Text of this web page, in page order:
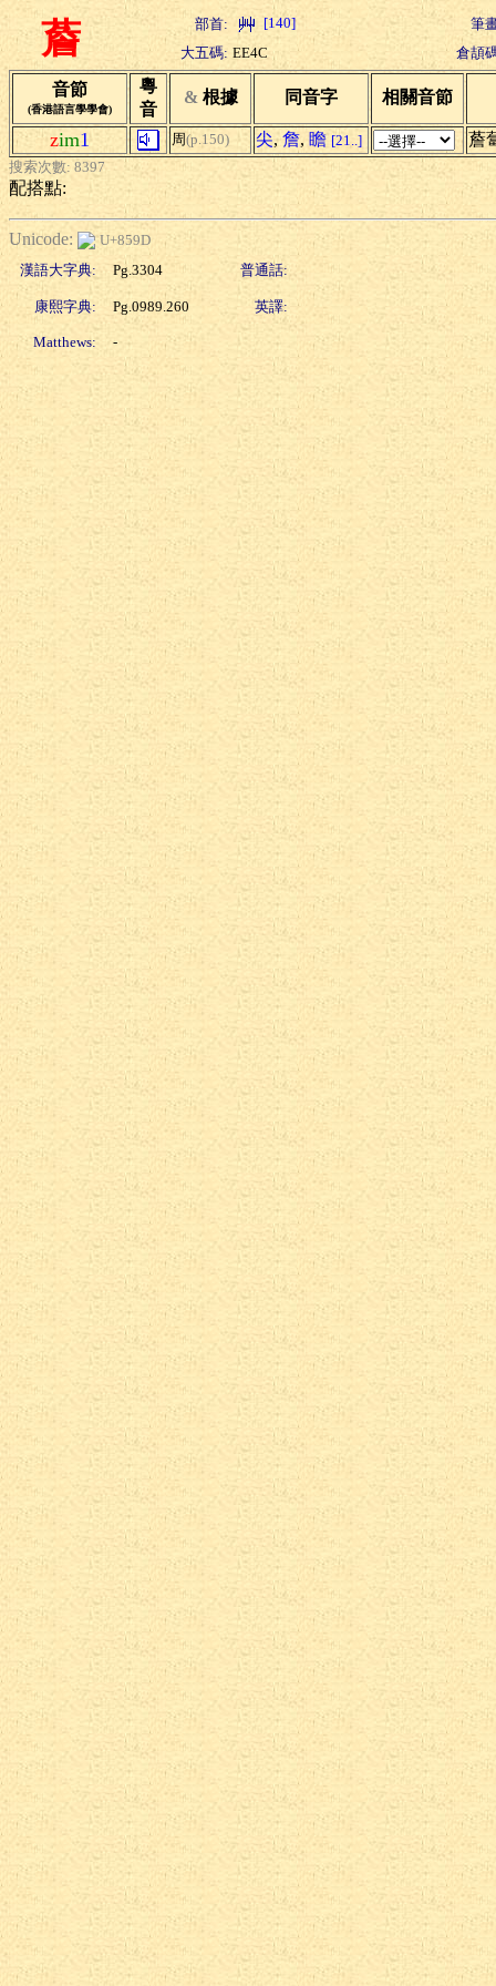
薝 部首: [140]
筆
大五碼: EE4C 倉頡
音節
(香港語言學學會)
粵
音
& 根據 同音字 相關音節
zim1 周(p.150) 尖, 詹, 瞻 [21..] 薝
搜索次數: 8397
配搭點:
Unicode:
U+859D
漢語大字典:
Pg.3304 普通話:
康熙字典: Pg.0989.260 英譯:
Matthews: -